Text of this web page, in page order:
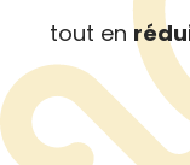
tout en